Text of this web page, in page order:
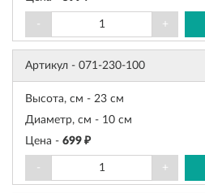
- +
Артикул - 071-230-100
Высота, см - 23 см
Диаметр, см - 10 см
Цена - 699 ₽
- +